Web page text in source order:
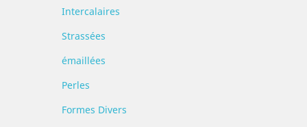
Intercalaires
Strassées
émaillées
Perles
Formes Divers